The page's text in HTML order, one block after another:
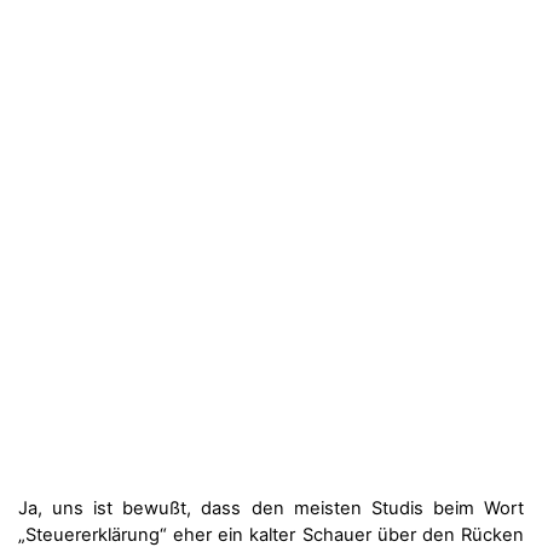
Ja, uns ist bewußt, dass den meisten Studis beim Wort
„Steuererklärung“ eher ein kalter Schauer über den Rücken